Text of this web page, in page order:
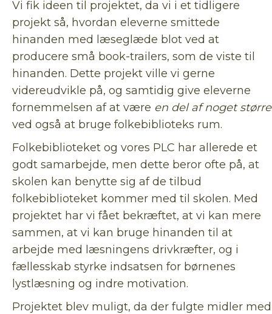
Vi fik ideen til projektet, da vi i et tidligere
projekt så, hvordan eleverne smittede
hinanden med læseglæde blot ved at
producere små book-trailers, som de viste til
hinanden. Dette projekt ville vi gerne
videreudvikle på, og samtidig give eleverne
fornemmelsen af at være en del af noget større
ved også at bruge folkebiblioteks rum.
Folkebiblioteket og vores PLC har allerede et
godt samarbejde, men dette beror ofte på, at
skolen kan benytte sig af de tilbud
folkebiblioteket kommer med til skolen. Med
projektet har vi fået bekræftet, at vi kan mere
sammen, at vi kan bruge hinanden til at
arbejde med læsningens drivkræfter, og i
fællesskab styrke indsatsen for børnenes
lystlæsning og indre motivation.
Projektet blev muligt, da der fulgte midler med